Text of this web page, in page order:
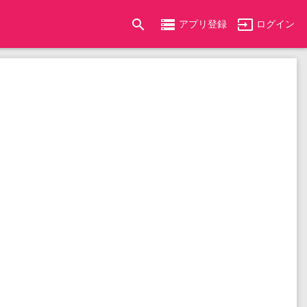
search storage アプリ登録 input ログイン